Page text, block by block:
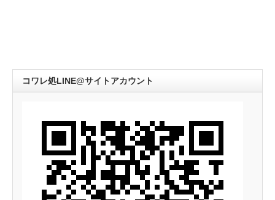
コワレ処LINE@サイトアカウント